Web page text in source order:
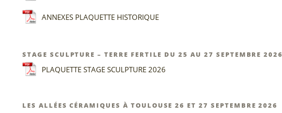
ANNEXES PLAQUETTE HISTORIQUE
STAGE SCULPTURE – TERRE FERTILE DU 25 AU 27 SEPTEMBRE 2026
PLAQUETTE STAGE SCULPTURE 2026
LES ALLÉES CÉRAMIQUES À TOULOUSE 26 ET 27 SEPTEMBRE 2026